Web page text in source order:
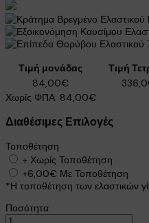
Τιμή μονάδας
Τιμή
84,00€
Χωρίς ΦΠΑ: 84,00€
Διαθέσιμες Επιλογές
Τοποθέτηση
+ Χωρίς Τοποθέτηση
+6,00€ Με Τοποθέτηση
*Η τοποθέτηση των ελαστικών
Ποσότητα